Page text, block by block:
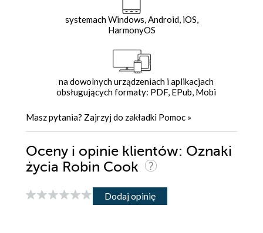
systemach Windows, Android, iOS,
HarmonyOS
na dowolnych urządzeniach i aplikacjach
obsługujących formaty: PDF, EPub, Mobi
Masz pytania? Zajrzyj do zakładki Pomoc »
Oceny i opinie klientów: Oznaki
życia Robin Cook
Dodaj opinię